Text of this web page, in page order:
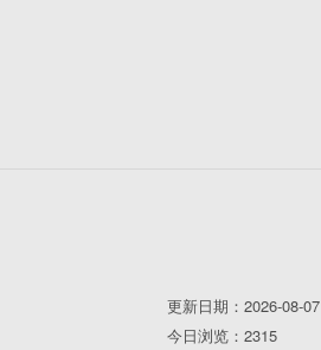
更新日期：2026-08-07
今日浏览：2315